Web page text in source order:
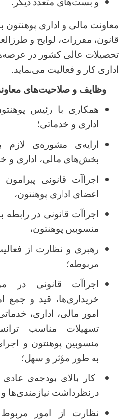
و بست‌های متعدد دیگر.
معاونت مالی و اداری
قانون، مقررات، لوایح و
تحصیلات عالی کشور در
اداری کار و فعالیت مینماید.
وظایف و صلاحیت‌های
همکاری با رئیس
اداری و خدماتی؛
ارایه‌ی مشوره‌ی لازم
بخش‌های مالی، اداری و
اجراآت قانونی
اعضای اداری پوهنتون،
اجراآت قانونی در
منسوبین پوهنتون،
رهبری و نظارت از
مربوطه؛
اجراآت قانونی در
خریداری‌ها، قید و جمع
امور مالی، اداری،
تسهیلات مناسب
منسوبین پوهنتون و
به طور مؤثر و سهل؛
کار بالای بودجه‌ی
درنظرداشت نیازمندی‌ها و
نظارت از امور